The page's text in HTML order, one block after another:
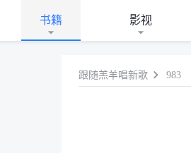
书籍 影视
跟随羔羊唱新歌 983